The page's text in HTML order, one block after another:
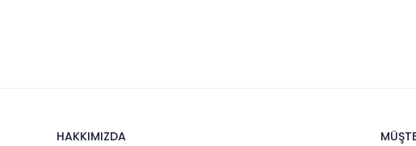
HAKKIMIZDA